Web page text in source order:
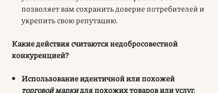
позволяет вам сохранить доверие потребителей и
укрепить свою репутацию.
Какие действия считаются недобросовестной
конкуренцией?
Использование идентичной или похожей
торговой маркидля похожих товаров или услуг.